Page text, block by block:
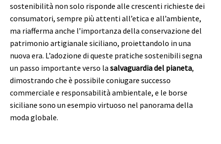
sostenibilità non solo risponde alle crescenti richieste dei
consumatori, sempre più attenti all’etica e all’ambiente,
ma riafferma anche l’importanza della conservazione del
patrimonio artigianale siciliano, proiettandolo in una
nuova era. L’adozione di queste pratiche sostenibili segna
un passo importante verso la salvaguardia del pianeta,
dimostrando che è possibile coniugare successo
commerciale e responsabilità ambientale, e le borse
siciliane sono un esempio virtuoso nel panorama della
moda globale.